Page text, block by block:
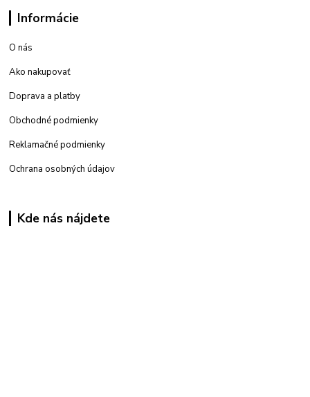
Informácie
O nás
Ako nakupovať
Doprava a platby
Obchodné podmienky
Reklamačné podmienky
Ochrana osobných údajov
Kde nás nájdete